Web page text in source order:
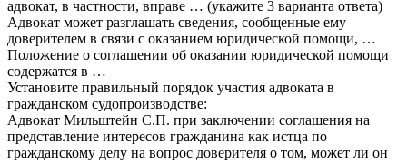
адвокат, в частности, вправе … (укажите 3 варианта ответа)
Адвокат может разглашать сведения, сообщенные ему
доверителем в связи с оказанием юридической помощи, …
Положение о соглашении об оказании юридической помощи
содержатся в …
Установите правильный порядок участия адвоката в
гражданском судопроизводстве:
Адвокат Мильштейн С.П. при заключении соглашения на
представление интересов гражданина как истца по
гражданскому делу на вопрос доверителя о том, может ли он